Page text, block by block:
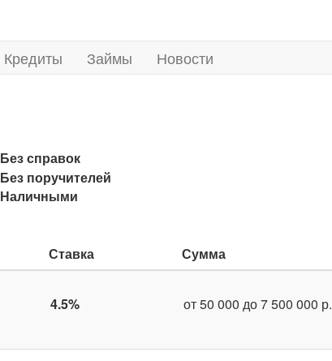
Кредиты Займы Новости
Без справок
Без поручителей
Наличными
Ставка Сумма
4.5% от 50 000 до 7 500 000 р.